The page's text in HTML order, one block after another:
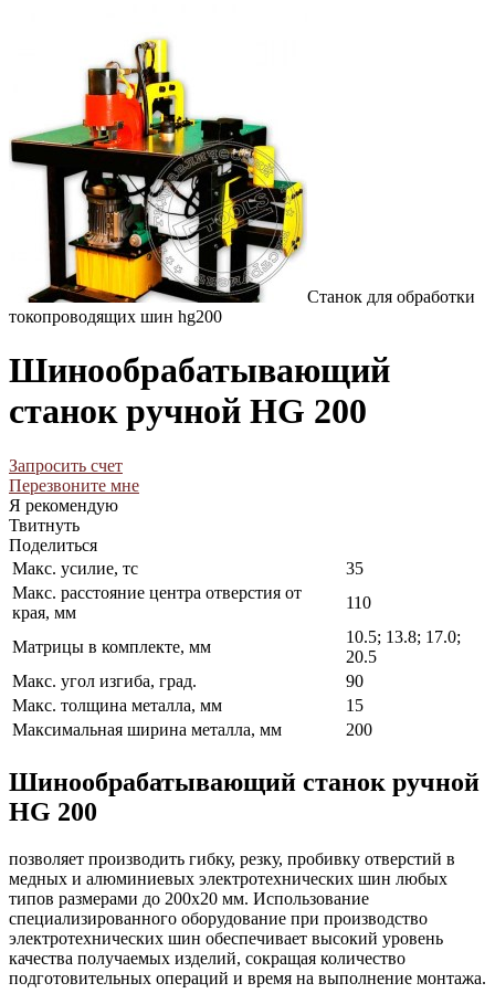
Станок для обработки
токопроводящих шин hg200
Шинообрабатывающий
станок ручной HG 200
Запросить счет
Перезвоните мне
Я рекомендую
Твитнуть
Поделиться
Макс. усилие, тс
35
Макс. расстояние центра отверстия от
края, мм
110
Матрицы в комплекте, мм
10.5; 13.8; 17.0;
20.5
Макс. угол изгиба, град.
90
Макс. толщина металла, мм
15
Максимальная ширина металла, мм
200
Шинообрабатывающий станок ручной
HG 200
позволяет производить гибку, резку, пробивку отверстий в
медных и алюминиевых электротехнических шин любых
типов размерами до 200х20 мм. Использование
специализированного оборудование при производство
электротехнических шин обеспечивает высокий уровень
качества получаемых изделий, сокращая количество
подготовительных операций и время на выполнение монтажа.